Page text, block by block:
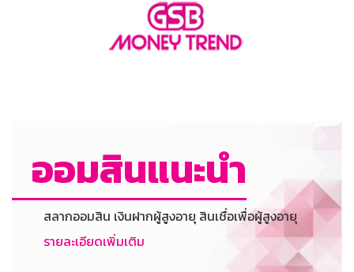
ออมสินแนะนำ
สลากออมสิน เงินฝากผู้สูงอายุ สินเชื่อเพื่อผู้สูงอายุ
รายละเอียดเพิ่มเติม